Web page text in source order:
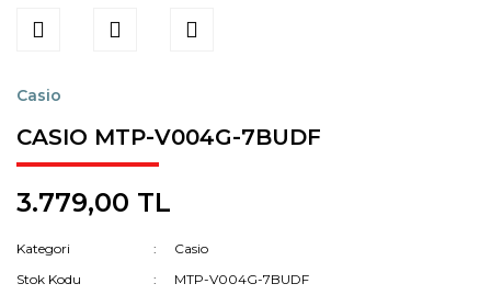
Casio
CASIO MTP-V004G-7BUDF
3.779,00 TL
Kategori
Casio
Stok Kodu
MTP-V004G-7BUDF